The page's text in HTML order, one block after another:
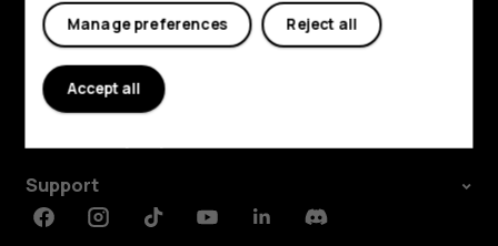
Explore
About
Support
FacebookInstagramTiktokYoutubeLinkedinDiscord
Reject all
Manage preferences
Accept all